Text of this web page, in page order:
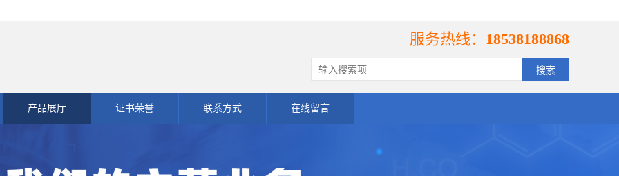
服务热线： 18538188868
产品展厅 证书荣誉 联系方式 在线留言